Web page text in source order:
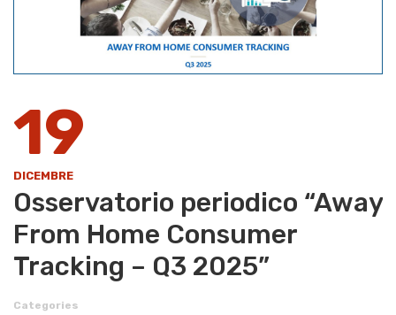
19
DICEMBRE
Osservatorio periodico “Away
From Home Consumer
Tracking – Q3 2025”
Categories